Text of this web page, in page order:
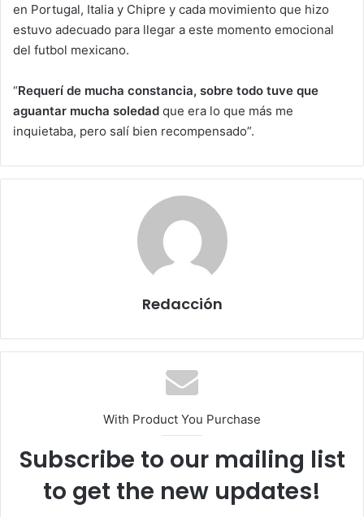
en Portugal, Italia y Chipre y cada movimiento que hizo
estuvo adecuado para llegar a este momento emocional
del futbol mexicano.
“Requerí de mucha constancia, sobre todo tuve que
aguantar mucha soledad que era lo que más me
inquietaba, pero salí bien recompensado”.
Redacción
With Product You Purchase
Subscribe to our mailing list
to get the new updates!